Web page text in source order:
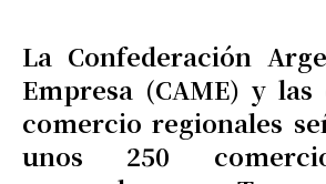
La Confederación
Empresa (CAME) y las
comercio regionales
unos 250